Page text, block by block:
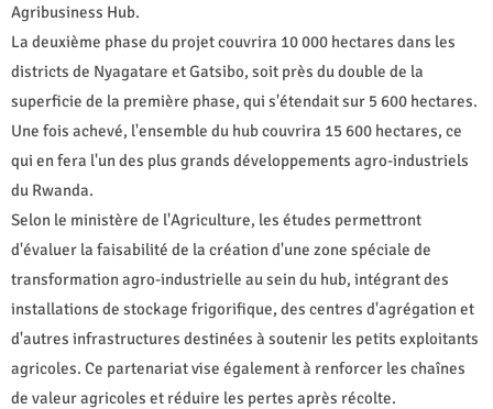
Agribusiness Hub.
La deuxième phase du projet couvrira 10 000 hectares dans les
districts de Nyagatare et Gatsibo, soit près du double de la
superficie de la première phase, qui s'étendait sur 5 600 hectares.
Une fois achevé, l'ensemble du hub couvrira 15 600 hectares, ce
qui en fera l'un des plus grands développements agro-industriels
du Rwanda.
Selon le ministère de l'Agriculture, les études permettront
d'évaluer la faisabilité de la création d'une zone spéciale de
transformation agro-industrielle au sein du hub, intégrant des
installations de stockage frigorifique, des centres d'agrégation et
d'autres infrastructures destinées à soutenir les petits exploitants
agricoles. Ce partenariat vise également à renforcer les chaînes
de valeur agricoles et réduire les pertes après récolte.